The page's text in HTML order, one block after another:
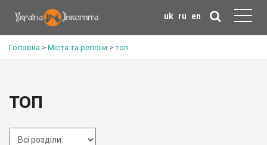
uk ru en
Головна > Міста та регіони > топ
топ